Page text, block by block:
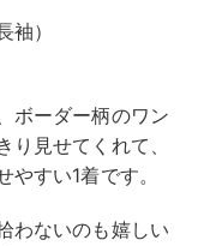
袖）
ボーダー柄のワン
見せてくれて、
すい1着です。
わないのも嬉しい